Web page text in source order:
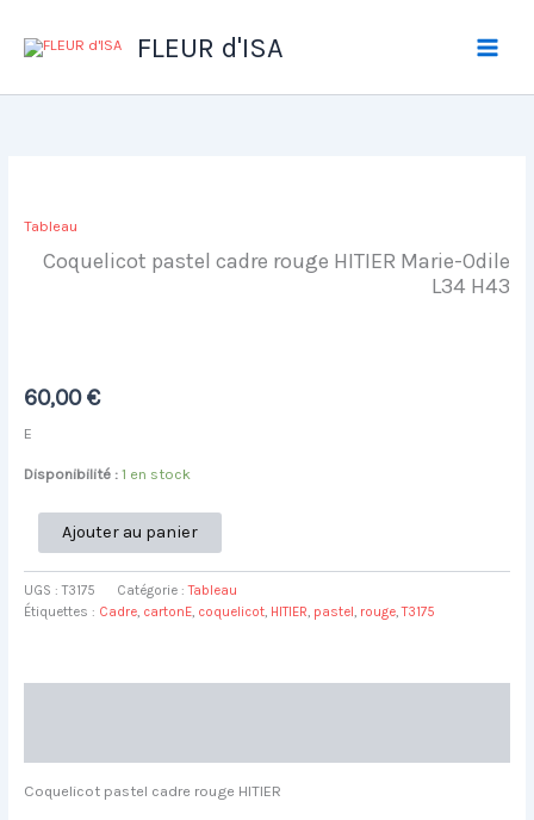
contenu
FLEUR d'ISA
Tableau
Coquelicot pastel cadre rouge HITIER Marie-Odile
L34 H43
60,00€
E
Disponibilité : 1 en stock
quantité
de
Coquelicot
pastel
cadre
Marie-
H43
Ajouter au panier
UGS :T3175 Catégorie :Tableau
Étiquettes : Cadre, cartonE, coquelicot, HITIER pastel rouge,T3175
Coquelicot pastel cadre rouge HITIER